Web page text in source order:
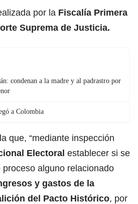
por la Fiscalía Primera
Suprema de Justicia.
condenan a la madre y al padrastro por
a Colombia
que, “mediante inspección
Electoral establecer si se
alguno relacionado
y gastos de la
del Pacto Histórico, por